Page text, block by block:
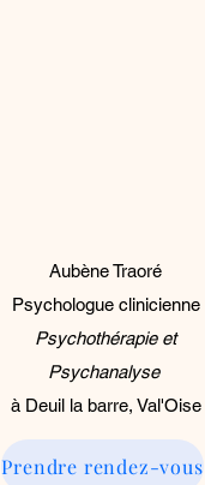
Aubène Traoré
Psychologue clinicienne
Psychothérapie et
Psychanalyse
à Deuil la barre, Val'Oise
Prendre rendez-vous